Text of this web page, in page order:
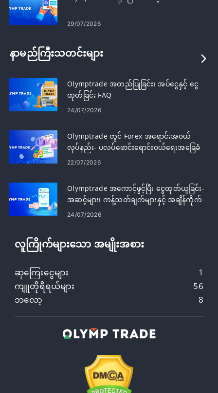
29/07/2026
နာမည်ကြီးသတင်းများ
Olymptrade အတည်ပြုခြင်း၊ အပ်ငွေနှင့် ငွေ
ထုတ်ခြင်း FAQ
24/07/2026
Olymptrade တွင် Forex အရောင်းအ၀ယ်
လုပ်နည်း- ပလပ်ဖောင်းရောင်းဝယ်ရေးအခြေခံ
များ
22/07/2026
Olymptrade အကောင့်ဖွင့်ပြီး ငွေထုတ်ယူခြင်း-
အဆင့်များ၊ ကန့်သတ်ချက်များနှင့် အချိန်ကိုက်
24/07/2026
လူကြိုက်များသော အမျိုးအစား
ဆုကြေးငွေများ
1
ကျူတိုရီရယ်များ
56
ဘလော့
8